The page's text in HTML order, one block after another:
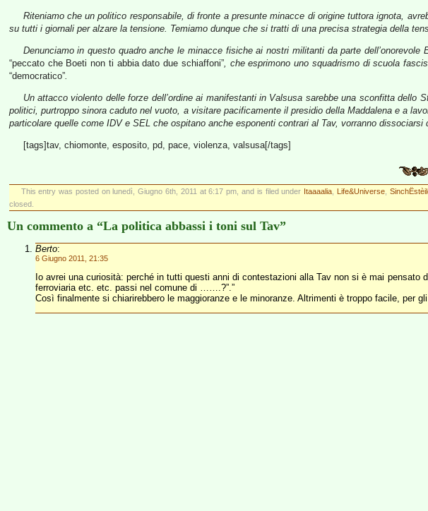
Riteniamo che un politico responsabile, di fronte a presunte minacce di origine tuttora ignota,
su tutti i giornali per alzare la tensione. Temiamo dunque che si tratti di una precisa strategia della
Denunciamo in questo quadro anche le minacce fisiche ai nostri militanti da parte
“peccato che Boeti non ti abbia dato due schiaffoni”, che esprimono uno squadrismo di scuola
“democratico”.
Un attacco violento delle forze dell’ordine ai manifestanti in Valsusa sarebbe una sconfitta
politici, purtroppo sinora caduto nel vuoto, a visitare pacificamente il presidio della Maddalena e a
particolare quelle come IDV e SEL che ospitano anche esponenti contrari al Tav, vorranno
[tags]tav, chiomonte, esposito, pd, pace, violenza, valsusa[/tags]
This entry was posted on lunedì, Giugno 6th, 2011 at 6:17 pm, and is filed under Itaaaalia Life&Universe
closed.
Un commento a “La politica abbassi i toni sul Tav”
Berto:
6 Giugno 2011, 21:35
Io avrei una curiosità: perché in tutti questi anni di contestazioni alla Tav non si è mai
ferroviaria etc. etc. passi nel comune di …….?”.”
Così finalmente si chiarirebbero le maggioranze e le minoranze. Altrimenti è troppo facile, per